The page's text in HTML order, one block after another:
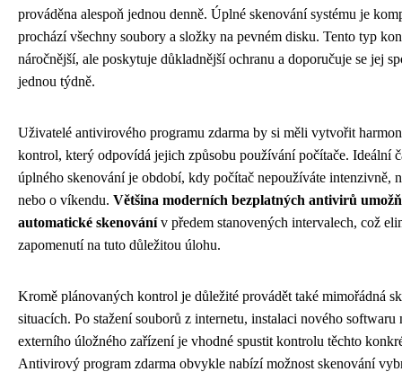
prováděna alespoň jednou denně. Úplné skenování systému je
prochází všechny soubory a složky na pevném disku. Tento typ
náročnější, ale poskytuje důkladnější ochranu a doporučuje se jej
jednou týdně.
Uživatelé antivirového programu zdarma by si měli vytvořit
kontrol, který odpovídá jejich způsobu používání počítače. Ideální
úplného skenování je období, kdy počítač nepoužíváte intenzivně,
nebo o víkendu. Většina moderních bezplatných antivirů
automatické skenovánív předem stanovených intervalech, což
zapomenutí na tuto důležitou úlohu.
Kromě plánovaných kontrol je důležité provádět také mimořádná
situacích. Po stažení souborů z internetu, instalaci nového softwaru
externího úložného zařízení je vhodné spustit kontrolu těchto
Antivirový program zdarma obvykle nabízí možnost skenování